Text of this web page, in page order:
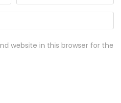
website in this browser for the